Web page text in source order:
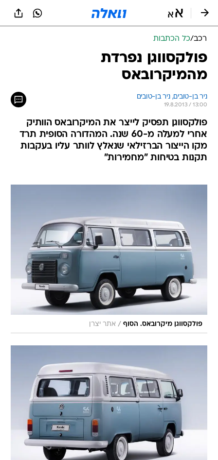
רכב/כל הכתבות
פולקסווגן נפרדת
מהמיקרובאס
ניר בן-טובים, ניר בן-טובים
19.8.2013 / 13:00
פולקסווגן תפסיק לייצר את המיקרובאס הוותיק
אחרי למעלה מ-60 שנה. המהדורה הסופית תרד
מקו הייצור הברזילאי שנאלץ לוותר עליו בעקבות
תקנות בטיחות "מחמירות"
פולקסווגן מיקרובאס. הסוף / אתר יצרן